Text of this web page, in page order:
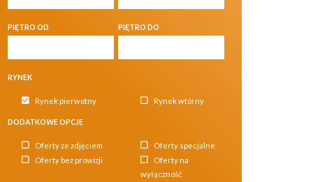
PIĘTRO OD PIĘTRO DO
RYNEK
Rynek pierwotny Rynek wtórny
DODATKOWE OPCJE
Oferty ze zdjęciem
Oferty specjalne
Oferty bez prowizji
Oferty na
wyłączność